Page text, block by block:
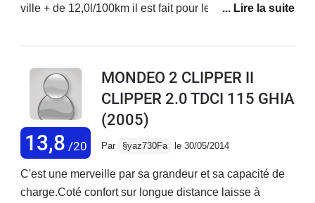
ville + de 12,0l/100km il est fait pour les nationales et
6cyl (concessionnaire impeccable) et BMW série 5
revendues à plus de 300 000 acheté à 61 000 9months
ago, ce break roule sans souci... est très fonctionnel,
vraiment pas fun mais sympa, "pépère"; il me rappelle
ma bonne Ford Sierra 2.0 30 years ago... Un design
fade surtout quand on voit les nouveaux modèles Et
finalement, je préfère la traction... la Bmw n'avançait
plus au moindre enneigement de la route.
13,8 /20
MONDEO 2 CLIPPER II
CLIPPER 2.0 TDCI 115 GHIA
(2005)
Par §yaz730Fa le 30/05/2014
C'est une merveille par sa grandeur et sa capacité de
charge.Coté confort sur longue distance laisse à